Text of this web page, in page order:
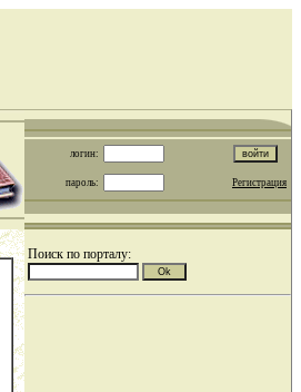
логин:
пароль: Регистрация
Поиск по порталу: